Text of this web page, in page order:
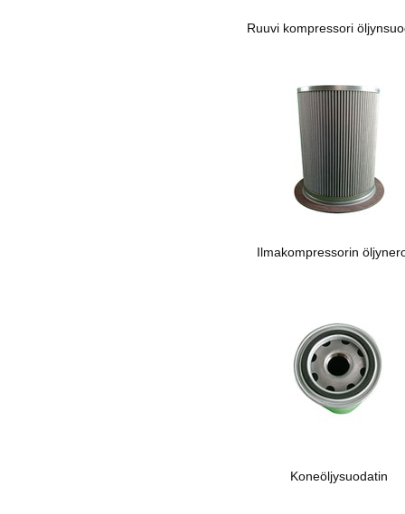
Ruuvi kompressori
Ilmakompressorin
Koneöljysuodatin